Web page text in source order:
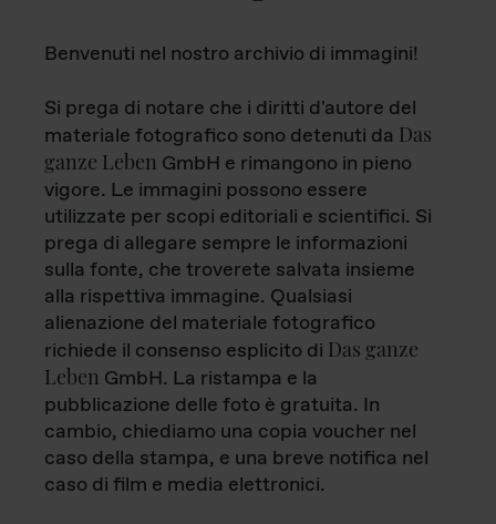
Benvenuti nel nostro archivio di immagini!
Si prega di notare che i diritti d'autore del
materiale fotografico sono detenuti da Das
ganze Leben GmbH e rimangono in pieno
vigore. Le immagini possono essere
utilizzate per scopi editoriali e scientifici. Si
prega di allegare sempre le informazioni
sulla fonte, che troverete salvata insieme
alla rispettiva immagine. Qualsiasi
alienazione del materiale fotografico
richiede il consenso esplicito di Das ganze
Leben GmbH. La ristampa e la
pubblicazione delle foto è gratuita. In
cambio, chiediamo una copia voucher nel
caso della stampa, e una breve notifica nel
caso di film e media elettronici.